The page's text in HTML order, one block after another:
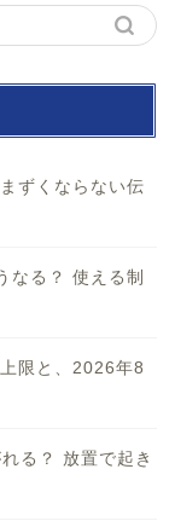
ずくならない伝
なる？ 使える制
限と、2026年8
る？ 放置で起き
ィール